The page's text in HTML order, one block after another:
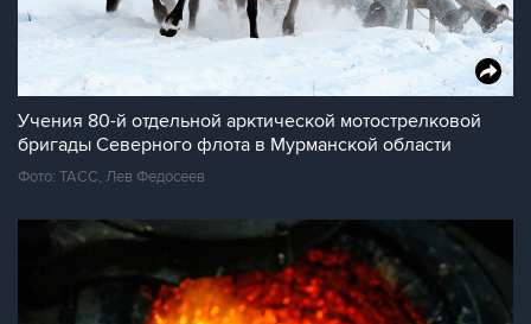
Учения 80-й отдельной арктической мотострелковой
бригады Северного флота в Мурманской области
Фото: ТАСС, Лев Федосеев